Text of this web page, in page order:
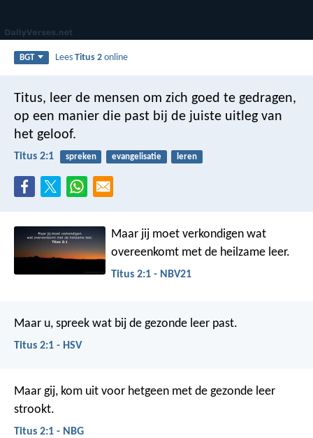
BGT LeesTitus 2 online
Titus, leer de mensen om zich goed te gedragen,
op een manier die past bij de juiste uitleg van
het geloof.
Titus 2:1 spreken evangelisatie leren
Maar jij moet verkondigen wat
overeenkomt met de heilzame leer.
Titus 2:1 - NBV21
Maar u, spreek wat bij de gezonde leer past.
Titus 2:1 - HSV
Maar gij, kom uit voor hetgeen met de gezonde leer
strookt.
Titus 2:1 - NBG